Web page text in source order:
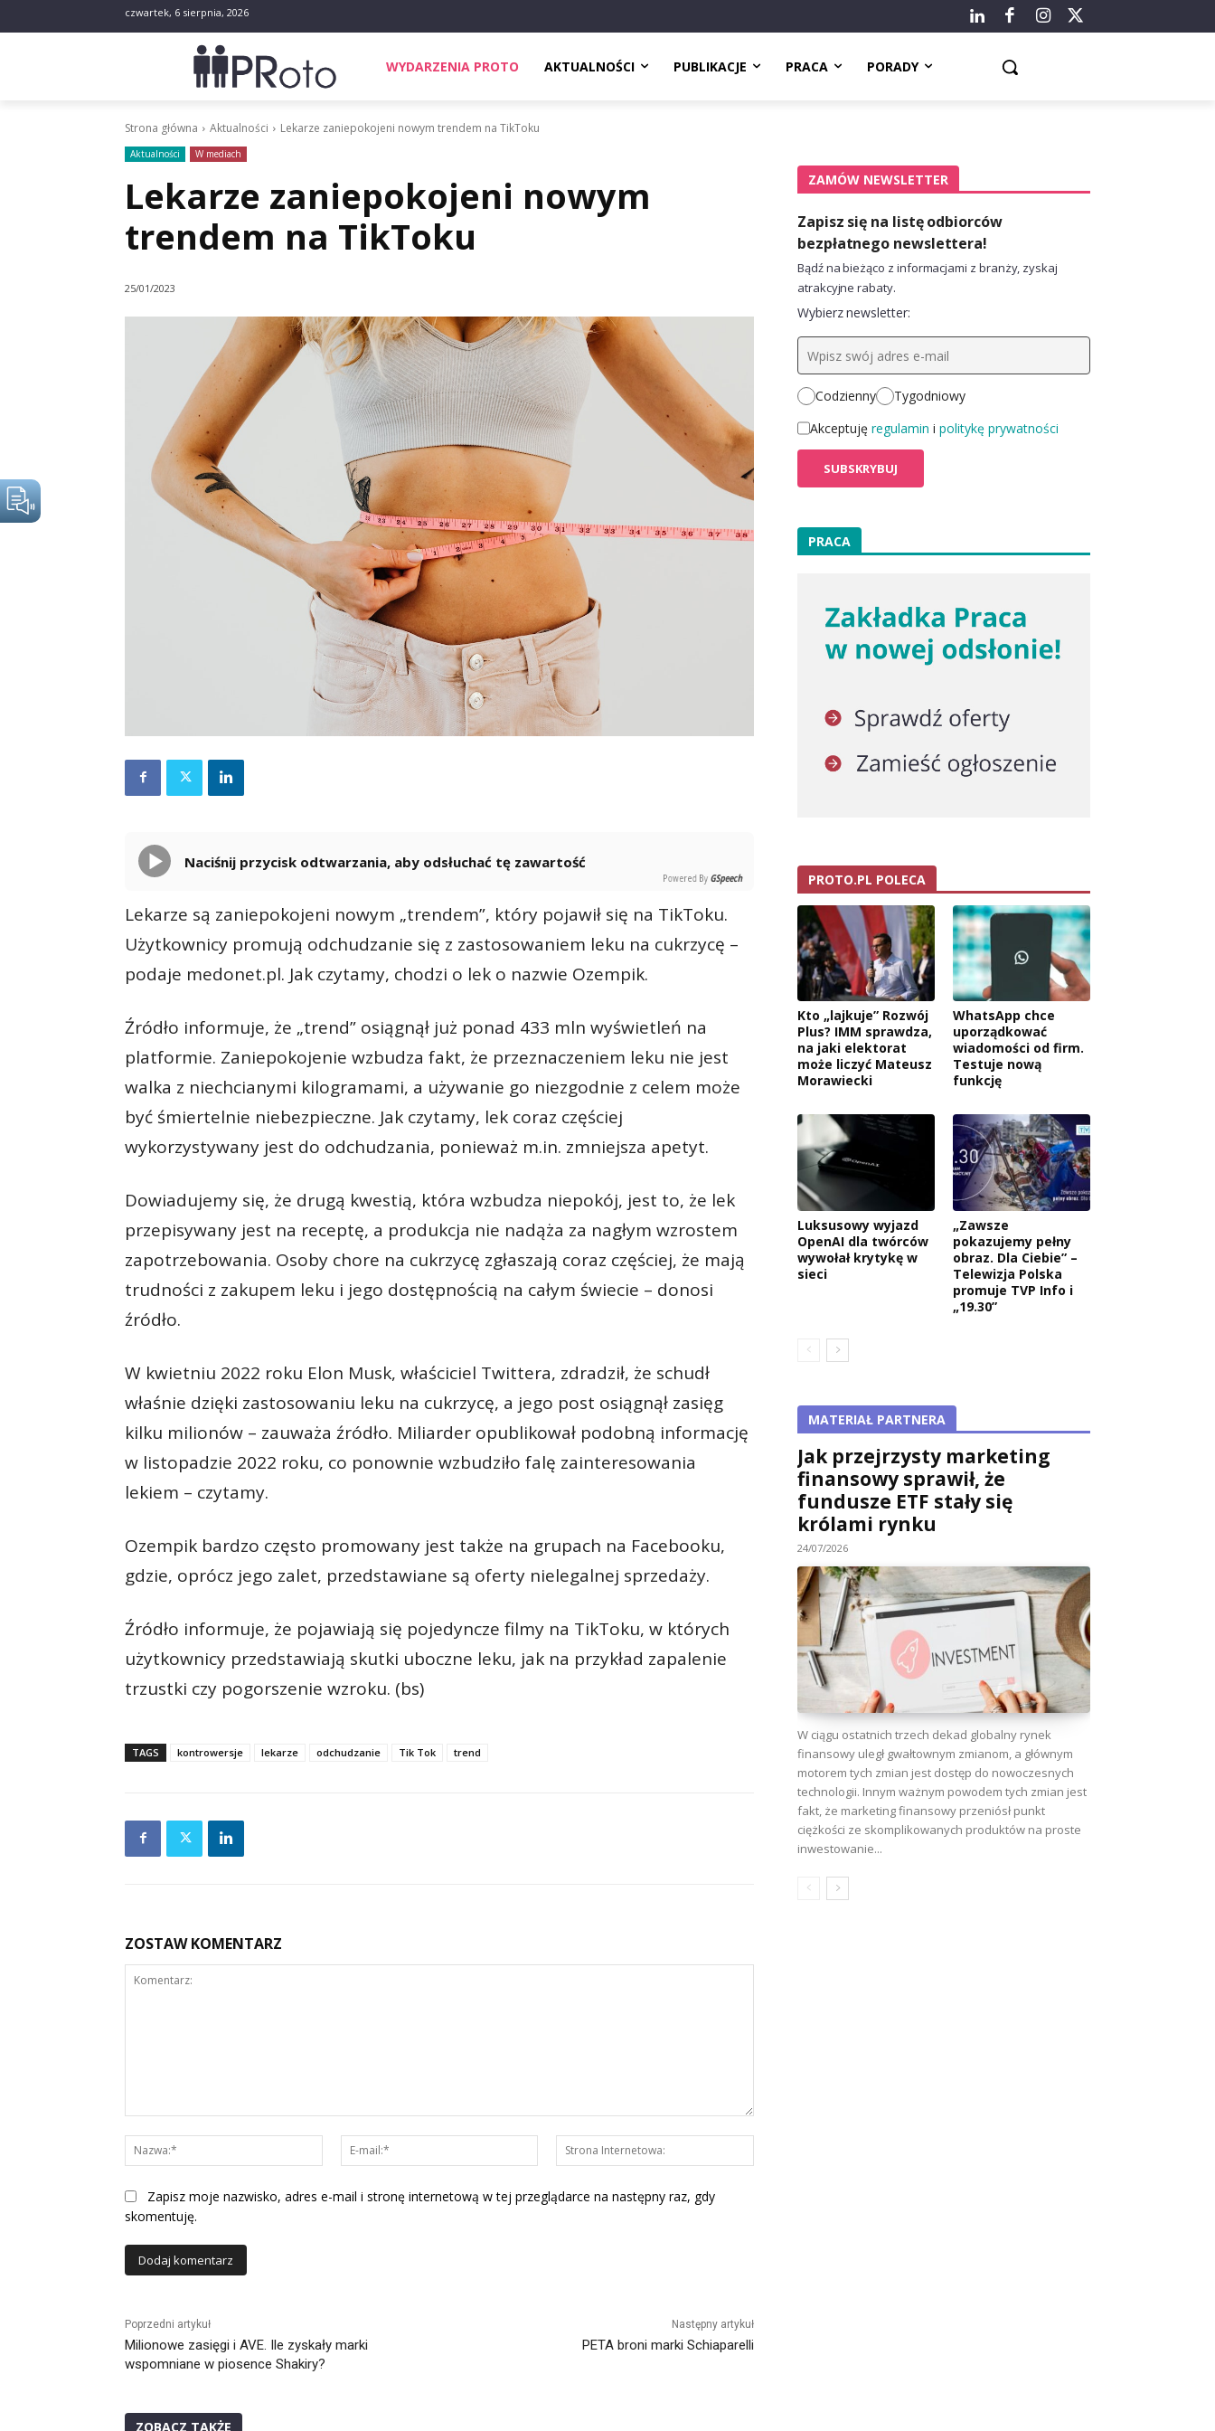
czwartek, 6 sierpnia, 2026
WYDARZENIA PROTO AKTUALNOŚCI PUBLIKACJE PRACA PORADY
Strona główna Aktualności Lekarze zaniepokojeni nowym trendem na TikToku
Aktualności W mediach
Lekarze zaniepokojeni nowym
trendem na TikToku
25/01/2023
Naciśnij przycisk odtwarzania, aby odsłuchać tę zawartość
Powered By GSpeech
Lekarze są zaniepokojeni nowym „trendem”, który pojawił się na TikToku.
Użytkownicy promują odchudzanie się z zastosowaniem leku na cukrzycę –
podaje medonet.pl. Jak czytamy, chodzi o lek o nazwie Ozempik.
Źródło informuje, że „trend” osiągnął już ponad 433 mln wyświetleń na
platformie. Zaniepokojenie wzbudza fakt, że przeznaczeniem leku nie jest
walka z niechcianymi kilogramami, a używanie go niezgodnie z celem może
być śmiertelnie niebezpieczne. Jak czytamy, lek coraz częściej
wykorzystywany jest do odchudzania, ponieważ m.in. zmniejsza apetyt.
Dowiadujemy się, że drugą kwestią, która wzbudza niepokój, jest to, że lek
przepisywany jest na receptę, a produkcja nie nadąża za nagłym wzrostem
zapotrzebowania. Osoby chore na cukrzycę zgłaszają coraz częściej, że mają
trudności z zakupem leku i jego dostępnością na całym świecie – donosi
źródło.
W kwietniu 2022 roku Elon Musk, właściciel Twittera, zdradził, że schudł
właśnie dzięki zastosowaniu leku na cukrzycę, a jego post osiągnął zasięg
kilku milionów – zauważa źródło. Miliarder opublikował podobną informację
w listopadzie 2022 roku, co ponownie wzbudziło falę zainteresowania
lekiem – czytamy.
Ozempik bardzo często promowany jest także na grupach na Facebooku,
gdzie, oprócz jego zalet, przedstawiane są oferty nielegalnej sprzedaży.
Źródło informuje, że pojawiają się pojedyncze filmy na TikToku, w których
użytkownicy przedstawiają skutki uboczne leku, jak na przykład zapalenie
trzustki czy pogorszenie wzroku. (bs)
TAGS kontrowersje lekarze odchudzanie Tik Tok trend
ZOSTAW KOMENTARZ
Nazwa:*
mail:*
Internetowa:
Zapisz moje nazwisko, adres e-mail i stronę internetową w tej przeglądarce na następny raz, gdy
skomentuję.
Poprzedni artykuł
Milionowe zasięgi i AVE. Ile zyskały marki
wspomniane w piosence Shakiry?
Następny artykuł
PETA broni marki Schiaparelli
ZOBACZ TAKŻE
ZAMÓW NEWSLETTER
Zapisz się na listę odbiorców
bezpłatnego newslettera!
Bądź na bieżąco z informacjami z branży, zyskaj
atrakcyjne rabaty.
Wybierz newsletter:
Codzienny
Tygodniowy
Akceptuję regulamin i politykę prywatności
PRACA
PROTO.PL POLECA
Kto „lajkuje” Rozwój
Plus? IMM sprawdza,
na jaki elektorat
może liczyć Mateusz
Morawiecki
WhatsApp chce
uporządkować
wiadomości od firm.
Testuje nową
funkcję
Luksusowy wyjazd
OpenAI dla twórców
wywołał krytykę w
sieci
„Zawsze
pokazujemy pełny
obraz. Dla Ciebie” –
Telewizja Polska
promuje TVP Info i
„19.30”
MATERIAŁ PARTNERA
Jak przejrzysty marketing
finansowy sprawił, że
fundusze ETF stały się
królami rynku
24/07/2026
W ciągu ostatnich trzech dekad globalny rynek
finansowy uległ gwałtownym zmianom, a głównym
motorem tych zmian jest dostęp do nowoczesnych
technologii. Innym ważnym powodem tych zmian jest
fakt, że marketing finansowy przeniósł punkt
ciężkości ze skomplikowanych produktów na proste
inwestowanie...